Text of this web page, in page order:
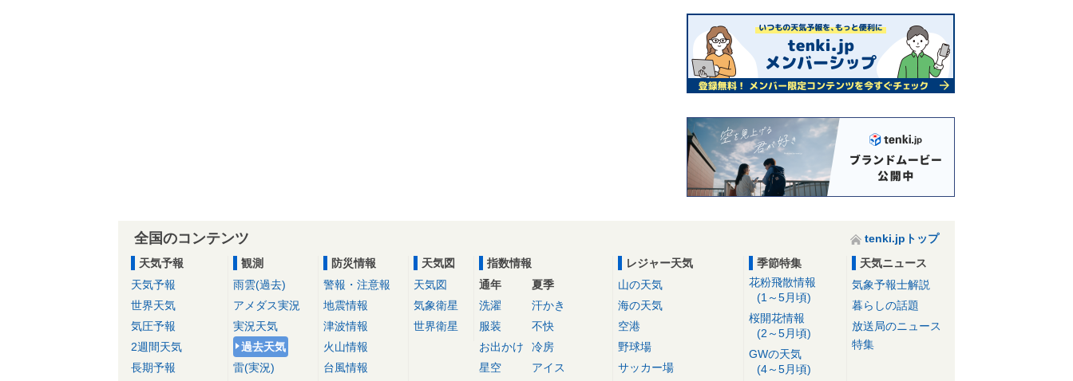
全国のコンテンツ
tenki.jpトップ
天気予報
天気予報
世界天気
気圧予報
2週間天気
長期予報
観測
雨雲(過去)
アメダス実況
実況天気
過去天気
雷(実況)
防災情報
警報・注意報
地震情報
津波情報
火山情報
台風情報
天気図
天気図
気象衛星
世界衛星
指数情報
通年
洗濯
服装
お出かけ
星空
夏季
汗かき
不快
冷房
アイス
レジャー天気
山の天気
海の天気
空港
野球場
サッカー場
季節特集
花粉飛散情報
(1～5月頃)
桜開花情報
(2～5月頃)
GWの天気
(4～5月頃)
天気ニュース
気象予報士解説
暮らしの話題
放送局のニュース
特集